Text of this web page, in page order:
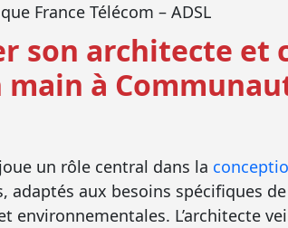
France Télécom – ADSL
son architecte
main à
un rôle central dans la
adaptés aux besoins spécifiques
environnementales. L’architecte